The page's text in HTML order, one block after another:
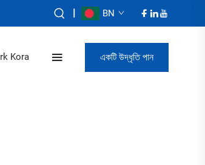
| BN
Kora একটি উদ্ধৃতি পান